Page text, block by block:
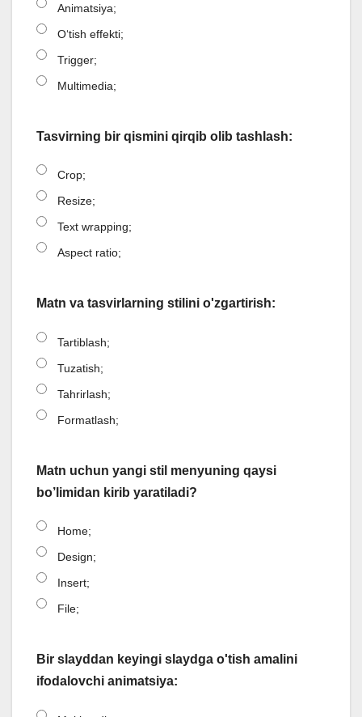
Animatsiya;
O‘tish effekti;
Trigger;
Multimedia;
Tasvirning bir qismini qirqib olib tashlash:
Crop;
Resize;
Text wrapping;
Aspect ratio;
Matn va tasvirlarning stilini o'zgartirish:
Tartiblash;
Tuzatish;
Tahrirlash;
Formatlash;
Matn uchun yangi stil menyuning qaysi
bo’limidan kirib yaratiladi?
Home;
Design;
Insert;
File;
Bir slayddan keyingi slaydga o'tish amalini
ifodalovchi animatsiya: